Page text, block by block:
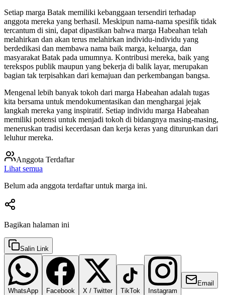
Setiap marga Batak memiliki kebanggaan tersendiri terhadap
anggota mereka yang berhasil. Meskipun nama-nama spesifik tidak
tercantum di sini, dapat dipastikan bahwa marga Habeahan telah
melahirkan dan akan terus melahirkan individu-individu yang
berdedikasi dan membawa nama baik marga, keluarga, dan
masyarakat Batak pada umumnya. Kontribusi mereka, baik yang
terekspos publik maupun yang bekerja di balik layar, merupakan
bagian tak terpisahkan dari kemajuan dan perkembangan bangsa.
Mengenal lebih banyak tokoh dari marga Habeahan adalah tugas
kita bersama untuk mendokumentasikan dan menghargai jejak
langkah mereka yang inspiratif. Setiap individu marga Habeahan
memiliki potensi untuk menjadi tokoh di bidangnya masing-masing,
meneruskan tradisi kecerdasan dan kerja keras yang diturunkan dari
leluhur mereka.
Anggota Terdaftar
Lihat semua
Belum ada anggota terdaftar untuk marga ini.
Bagikan halaman ini
Salin Link
WhatsApp Facebook X / Twitter TikTok Instagram
Email